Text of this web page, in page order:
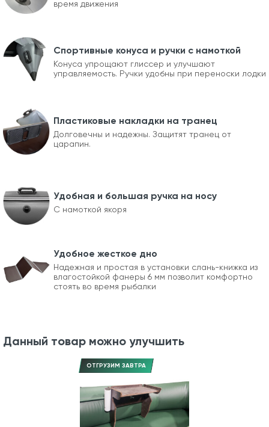
время движения
Спортивные конуса и ручки с намоткой
Конуса упрощают глиссер и улучшают
управляемость. Ручки удобны при переноски лодки
Пластиковые накладки на транец
Долговечны и надежны. Защитят транец от
царапин.
Удобная и большая ручка на носу
С намоткой якоря
Удобное жесткое дно
Надежная и простая в установки слань-книжка из
влагостойкой фанеры 6 мм позволит комфортно
стоять во время рыбалки
Данный товар можно улучшить
ОТГРУЗИМ ЗАВТРА